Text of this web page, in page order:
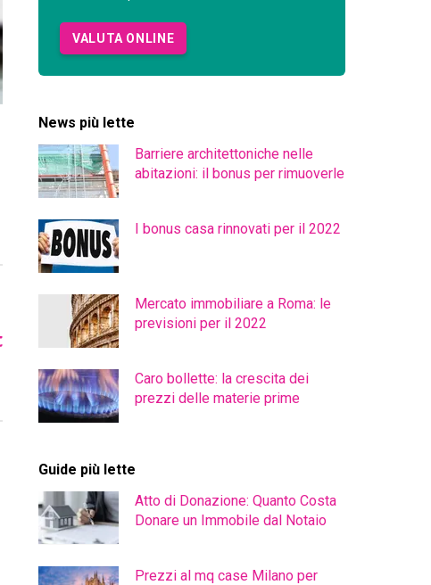
VALUTA ONLINE
News più lette
Barriere architettoniche nelle
abitazioni: il bonus per rimuoverle
I bonus casa rinnovati per il 2022
Mercato immobiliare a Roma: le
previsioni per il 2022
Caro bollette: la crescita dei
prezzi delle materie prime
Guide più lette
Atto di Donazione: Quanto Costa
Donare un Immobile dal Notaio
Prezzi al mq case Milano per